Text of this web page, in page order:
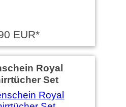
EUR*
Royal
Set